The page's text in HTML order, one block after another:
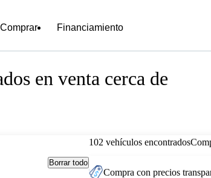
Comprar Financiamiento
en venta cerca de
Borrar todo
102 vehículos encontrados
Compra con precios